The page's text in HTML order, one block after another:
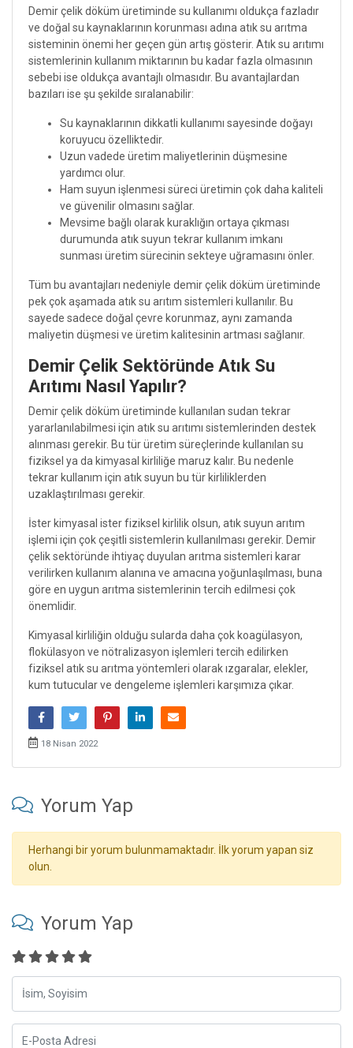
Demir çelik döküm üretiminde su kullanımı oldukça fazladır
ve doğal su kaynaklarının korunması adına atık su arıtma
sisteminin önemi her geçen gün artış gösterir. Atık su arıtımı
sistemlerinin kullanım miktarının bu kadar fazla olmasının
sebebi ise oldukça avantajlı olmasıdır. Bu avantajlardan
bazıları ise şu şekilde sıralanabilir:
Su kaynaklarının dikkatli kullanımı sayesinde doğayı
koruyucu özelliktedir.
Uzun vadede üretim maliyetlerinin düşmesine
yardımcı olur.
Ham suyun işlenmesi süreci üretimin çok daha kaliteli
ve güvenilir olmasını sağlar.
Mevsime bağlı olarak kuraklığın ortaya çıkması
durumunda atık suyun tekrar kullanım imkanı
sunması üretim sürecinin sekteye uğramasını önler.
Tüm bu avantajları nedeniyle demir çelik döküm üretiminde
pek çok aşamada atık su arıtım sistemleri kullanılır. Bu
sayede sadece doğal çevre korunmaz, aynı zamanda
maliyetin düşmesi ve üretim kalitesinin artması sağlanır.
Demir Çelik Sektöründe Atık Su
Arıtımı Nasıl Yapılır?
Demir çelik döküm üretiminde kullanılan sudan tekrar
yararlanılabilmesi için atık su arıtımı sistemlerinden destek
alınması gerekir. Bu tür üretim süreçlerinde kullanılan su
fiziksel ya da kimyasal kirliliğe maruz kalır. Bu nedenle
tekrar kullanım için atık suyun bu tür kirliliklerden
uzaklaştırılması gerekir.
İster kimyasal ister fiziksel kirlilik olsun, atık suyun arıtım
işlemi için çok çeşitli sistemlerin kullanılması gerekir. Demir
çelik sektöründe ihtiyaç duyulan arıtma sistemleri karar
verilirken kullanım alanına ve amacına yoğunlaşılması, buna
göre en uygun arıtma sistemlerinin tercih edilmesi çok
önemlidir.
Kimyasal kirliliğin olduğu sularda daha çok koagülasyon,
flokülasyon ve nötralizasyon işlemleri tercih edilirken
fiziksel atık su arıtma yöntemleri olarak ızgaralar, elekler,
kum tutucular ve dengeleme işlemleri karşımıza çıkar.
18 Nisan 2022
Yorum Yap
Herhangi bir yorum bulunmamaktadır. İlk yorum yapan siz
olun.
Yorum Yap